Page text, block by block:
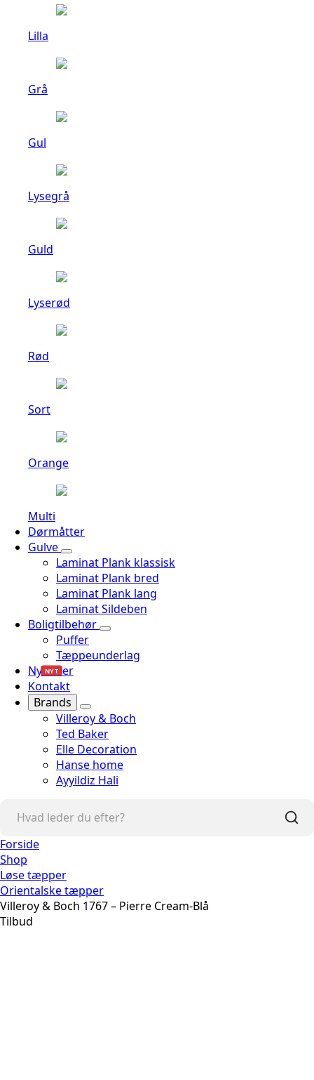
Lilla
Grå
Gul
Lysegrå
Guld
Lyserød
Rød
Sort
Orange
Multi
Dørmåtter
Gulve
Laminat Plank klassisk
Laminat Plank bred
Laminat Plank lang
Laminat Sildeben
Boligtilbehør
Puffer
Tæppeunderlag
Nyheder
NYT
Kontakt
Brands
Villeroy & Boch
Ted Baker
Elle Decoration
Hanse home
Ayyildiz Hali
Forside
Shop
Løse tæpper
Orientalske tæpper
Villeroy & Boch 1767 – Pierre Cream-Blå
Tilbud